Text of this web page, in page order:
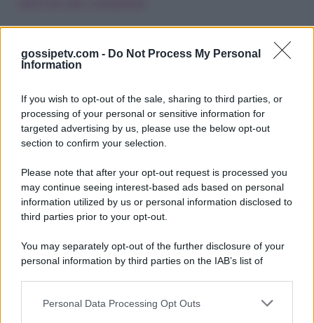
gossipetv.com - Do Not Process My Personal
Information
If you wish to opt-out of the sale, sharing to third parties, or
processing of your personal or sensitive information for
targeted advertising by us, please use the below opt-out
section to confirm your selection.
Please note that after your opt-out request is processed you
may continue seeing interest-based ads based on personal
information utilized by us or personal information disclosed to
third parties prior to your opt-out.
You may separately opt-out of the further disclosure of your
personal information by third parties on the IAB’s list of
This information may also be disclosed by us to third parties
Personal Data Processing Opt Outs
Gossip e TV è un sito di MASTE S.r.l.
viale Luigi Majno n. 21 - 20129 Milano (MI)
P.Iva 10909580960
Categorie
Gossip